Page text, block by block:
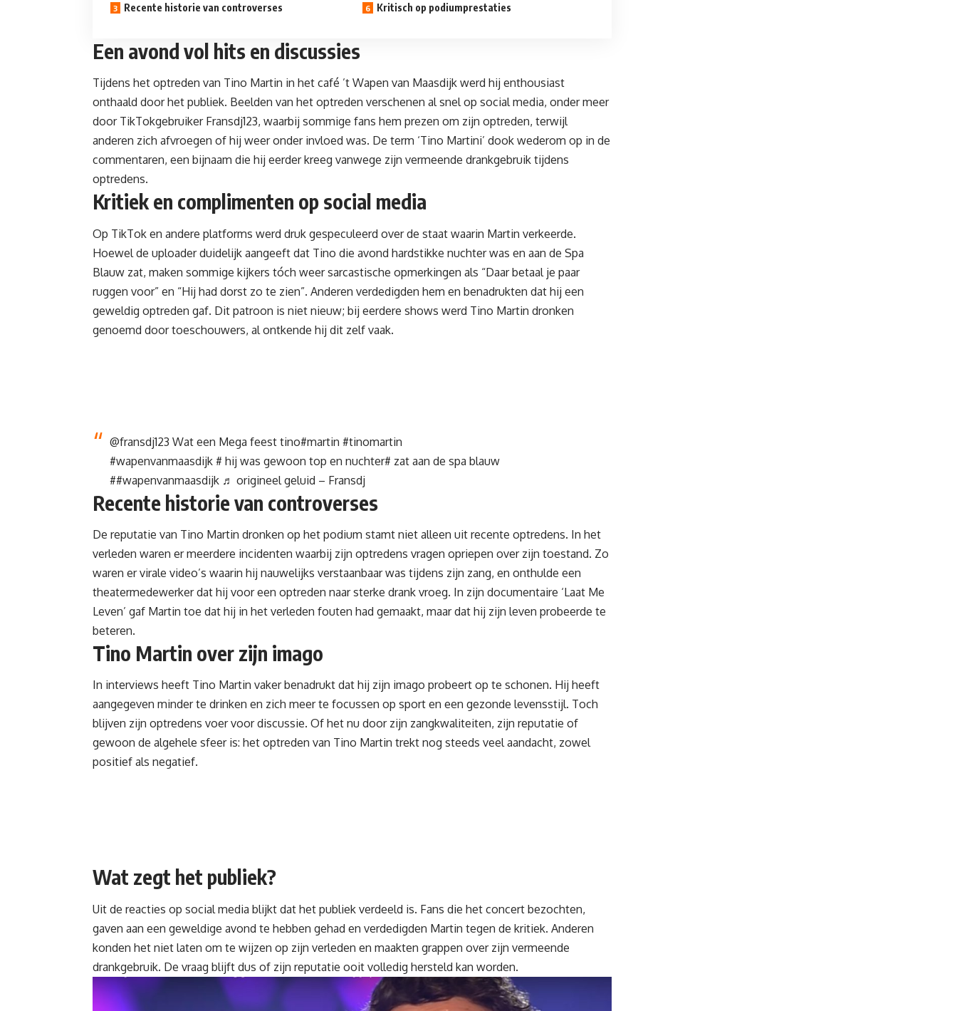
Recente historie van controverses Kritisch op podiumprestaties
Een avond vol hits en discussies
Tijdens het optreden van Tino Martin in het café ’t Wapen van Maasdijk werd hij enthousiast
onthaald door het publiek. Beelden van het optreden verschenen al snel op social media, onder meer
door TikTokgebruiker Fransdj123, waarbij sommige fans hem prezen om zijn optreden, terwijl
anderen zich afvroegen of hij weer onder invloed was. De term ‘Tino Martini’ dook wederom op in de
commentaren, een bijnaam die hij eerder kreeg vanwege zijn vermeende drankgebruik tijdens
optredens.
Kritiek en complimenten op social media
Op TikTok en andere platforms werd druk gespeculeerd over de staat waarin Martin verkeerde.
Hoewel de uploader duidelijk aangeeft dat Tino die avond hardstikke nuchter was en aan de Spa
Blauw zat, maken sommige kijkers tóch weer sarcastische opmerkingen als “Daar betaal je paar
ruggen voor” en “Hij had dorst zo te zien”. Anderen verdedigden hem en benadrukten dat hij een
geweldig optreden gaf. Dit patroon is niet nieuw; bij eerdere shows werd Tino Martin dronken
genoemd door toeschouwers, al ontkende hij dit zelf vaak.
@fransdj123 Wat een Mega feest tino#martin #tinomartin
#wapenvanmaasdijk # hij was gewoon top en nuchter# zat aan de spa blauw
##wapenvanmaasdijk ♬ origineel geluid – Fransdj
Recente historie van controverses
De reputatie van Tino Martin dronken op het podium stamt niet alleen uit recente optredens. In het
verleden waren er meerdere incidenten waarbij zijn optredens vragen opriepen over zijn toestand. Zo
waren er virale video’s waarin hij nauwelijks verstaanbaar was tijdens zijn zang, en onthulde een
theatermedewerker dat hij voor een optreden naar sterke drank vroeg. In zijn documentaire ‘Laat Me
Leven’ gaf Martin toe dat hij in het verleden fouten had gemaakt, maar dat hij zijn leven probeerde te
beteren.
Tino Martin over zijn imago
In interviews heeft Tino Martin vaker benadrukt dat hij zijn imago probeert op te schonen. Hij heeft
aangegeven minder te drinken en zich meer te focussen op sport en een gezonde levensstijl. Toch
blijven zijn optredens voer voor discussie. Of het nu door zijn zangkwaliteiten, zijn reputatie of
gewoon de algehele sfeer is: het optreden van Tino Martin trekt nog steeds veel aandacht, zowel
positief als negatief.
Wat zegt het publiek?
Uit de reacties op social media blijkt dat het publiek verdeeld is. Fans die het concert bezochten,
gaven aan een geweldige avond te hebben gehad en verdedigden Martin tegen de kritiek. Anderen
konden het niet laten om te wijzen op zijn verleden en maakten grappen over zijn vermeende
drankgebruik. De vraag blijft dus of zijn reputatie ooit volledig hersteld kan worden.